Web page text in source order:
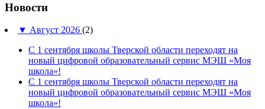
Новости
▼ Август 2026 (2)
С 1 сентября школы Тверской области переходят на
новый цифровой образовательный сервис МЭШ «Моя
школа»!
С 1 сентября школы Тверской области переходят на
новый цифровой образовательный сервис МЭШ «Моя
школа»!